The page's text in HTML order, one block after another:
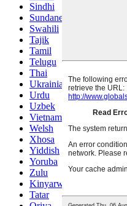
Sindhi
Sundanese
Swahili
Tajik
Tamil
Telugu
Thai
Ukrainian
Urdu
Uzbek
Vietnamese
Welsh
Xhosa
Yiddish
Yoruba
Zulu
Kinyarwanda
Tatar